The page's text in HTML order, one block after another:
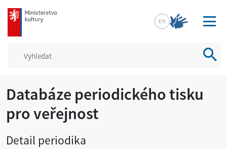
mkcr.cz
EN
Databáze periodického tisku
pro veřejnost
Detail periodika